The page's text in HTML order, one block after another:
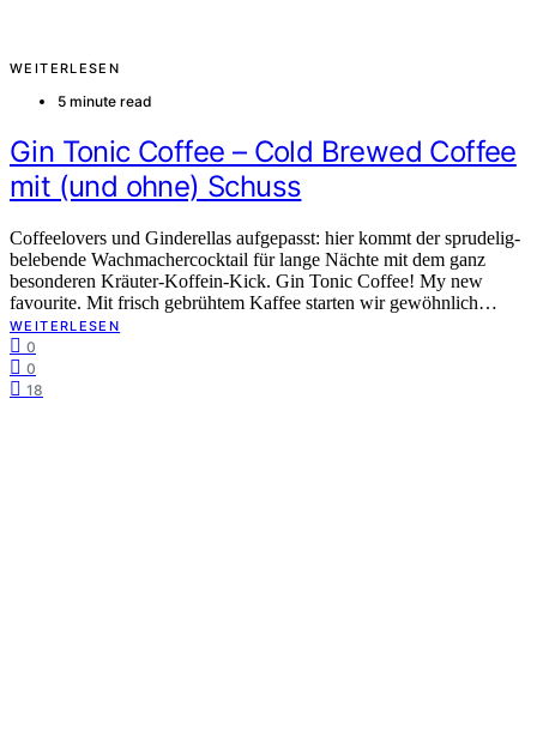
WEITERLESEN
5 minute read
Gin Tonic Coffee – Cold Brewed Coffee
mit (und ohne) Schuss
Coffeelovers und Ginderellas aufgepasst: hier kommt der sprudelig-
belebende Wachmachercocktail für lange Nächte mit dem ganz
besonderen Kräuter-Koffein-Kick. Gin Tonic Coffee! My new
favourite. Mit frisch gebrühtem Kaffee starten wir gewöhnlich…
WEITERLESEN
0
0
18